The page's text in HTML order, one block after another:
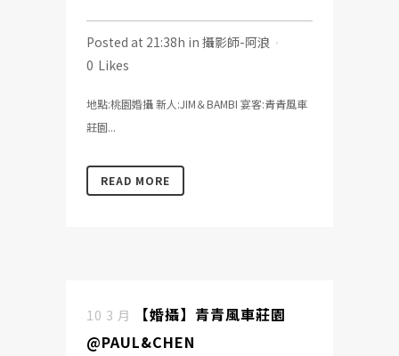
Posted at 21:38h in 攝影師-阿浪
0 Likes
地點:桃園婚攝 新人:JIM＆BAMBI 宴客:青青風車
莊園...
READ MORE
10 3 月
【婚攝】青青風車莊園
@PAUL&CHEN